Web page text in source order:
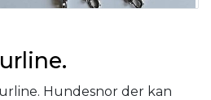
Hundesnor der kan